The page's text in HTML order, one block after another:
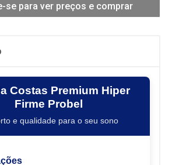
se para ver preços e comprar
Costas Premium Hiper
Firme Probel
e qualidade para o seu sono